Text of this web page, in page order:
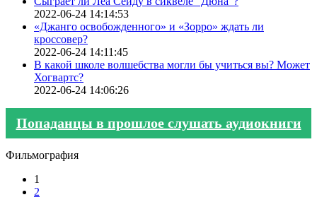
2022-06-24 14:14:53
«Джанго освобожденного» и «Зорро» ждать ли
кроссовер?
2022-06-24 14:11:45
В какой школе волшебства могли бы учиться вы? Может
Хогвартс?
2022-06-24 14:06:26
Попаданцы в прошлое слушать аудиокниги
Фильмография
1
2